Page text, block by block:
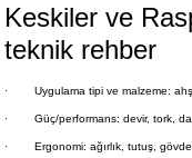
Keskiler ve
teknik rehber
· Uygulama tipi ve malzeme:
· Güç/performans: devir, tork,
· Ergonomi: ağırlık, tutuş,